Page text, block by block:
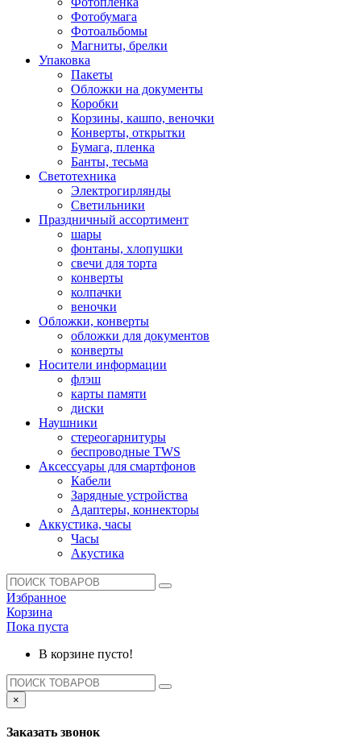
Фотобумага
Фотоальбомы
Магниты, брелки
Упаковка
Пакеты
Обложки на документы
Коробки
Корзины, кашпо, веночки
Конверты, открытки
Бумага, пленка
Банты, тесьма
Светотехника
Электрогирлянды
Светильники
Праздничный ассортимент
шары
фонтаны, хлопушки
свечи для торта
конверты
колпачки
веночки
Обложки, конверты
обложки для документов
конверты
Носители информации
флэш
карты памяти
диски
Наушники
стереогарнитуры
беспроводные TWS
Аксессуары для смартфонов
Кабели
Зарядные устройства
Адаптеры, коннекторы
Аккустика, часы
Часы
Акустика
Избранное
Корзина
Пока пуста
В корзине пусто!
×
Заказать звонок